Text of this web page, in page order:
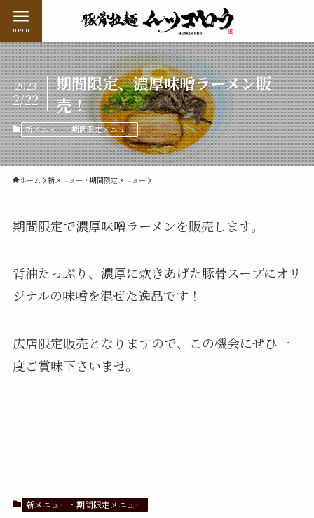
menu
期間限定、濃厚味噌ラーメン販
売！
2023
2/22
新メニュー・期間限定メニュー
ホーム 新メニュー・期間限定メニュー
期間限定で濃厚味噌ラーメンを販売します。
背油たっぷり、濃厚に炊きあげた豚骨スープにオリ
ジナルの味噌を混ぜた逸品です！
広店限定販売となりますので、この機会にぜひ一
度ご賞味下さいませ。
新メニュー・期間限定メニュー